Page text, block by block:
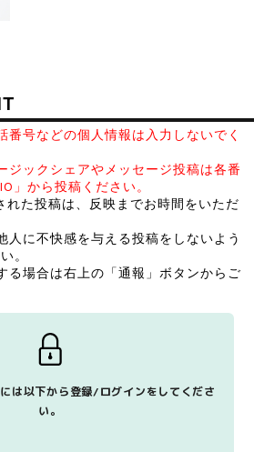
番号などの個人情報は入力しないでく
ジックシェアやメッセージ投稿は各番
」から投稿ください。
れた投稿は、反映までお時間をいただ
人に不快感を与える投稿をしないよう
。
る場合は右上の「通報」ボタンからご
は以下から登録/ログインをしてくださ
い。